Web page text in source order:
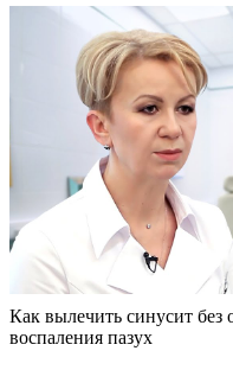
Как вылечить синусит
воспаления пазух